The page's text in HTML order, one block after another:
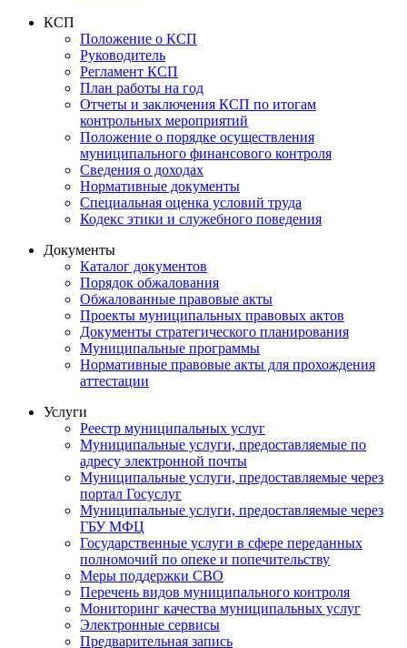
КСП
Положение о КСП
Руководитель
Регламент КСП
План работы на год
Отчеты и заключения КСП по итогам
контрольных мероприятий
Положение о порядке осуществления
муниципального финансового контроля
Сведения о доходах
Нормативные документы
Специальная оценка условий труда
Кодекс этики и служебного поведения
Документы
Каталог документов
Порядок обжалования
Обжалованные правовые акты
Проекты муниципальных правовых актов
Документы стратегического планирования
Муниципальные программы
Нормативные правовые акты для прохождения
аттестации
Услуги
Реестр муниципальных услуг
Муниципальные услуги, предоставляемые по
адресу электронной почты
Муниципальные услуги, предоставляемые через
портал Госуслуг
Муниципальные услуги, предоставляемые через
ГБУ МФЦ
Государственные услуги в сфере переданных
полномочий по опеке и попечительству
Меры поддержки СВО
Перечень видов муниципального контроля
Мониторинг качества муниципальных услуг
Электронные сервисы
Предварительная запись